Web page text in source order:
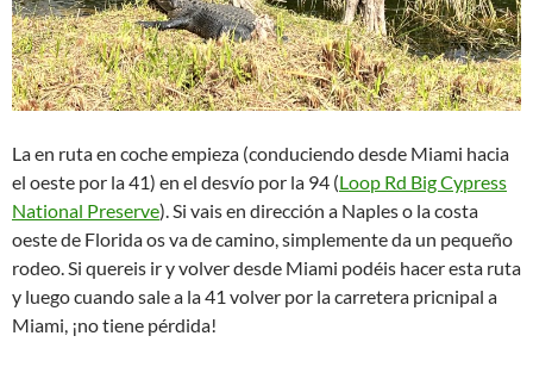
La en ruta en coche empieza (conduciendo desde Miami hacia
el oeste por la 41) en el desvío por la 94 (Loop Rd Big Cypress
National Preserve). Si vais en dirección a Naples o la costa
oeste de Florida os va de camino, simplemente da un pequeño
rodeo. Si quereis ir y volver desde Miami podéis hacer esta ruta
y luego cuando sale a la 41 volver por la carretera pricnipal a
Miami, ¡no tiene pérdida!